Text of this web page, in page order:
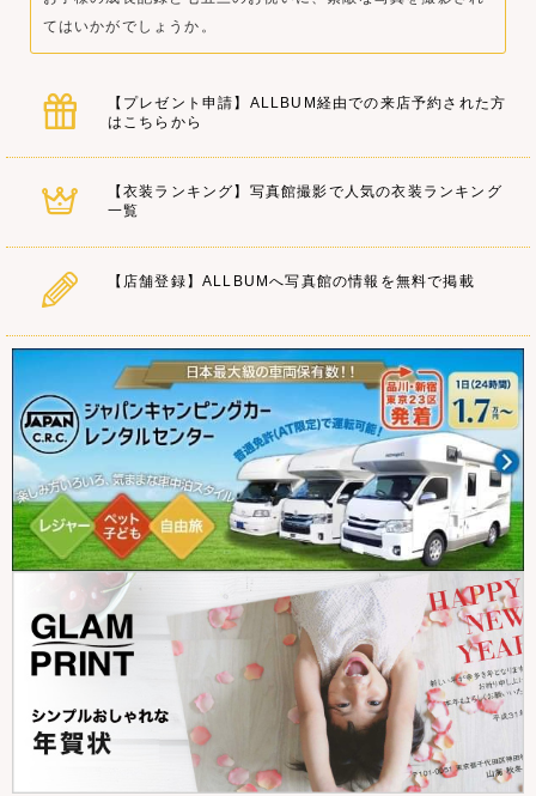
てはいかがでしょうか。
【プレゼント申請】ALLBUM経由での来店予約された方
はこちらから
【衣装ランキング】写真館撮影で人気の衣装ランキング
一覧
【店舗登録】ALLBUMへ写真館の情報を無料で掲載